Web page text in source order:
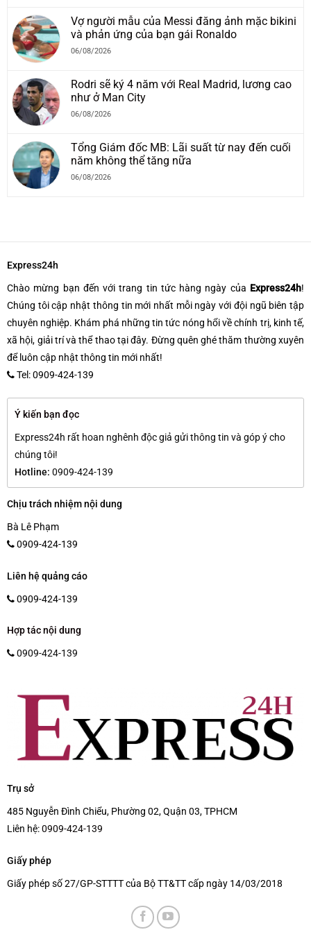
Vợ người mẫu của Messi đăng ảnh mặc bikini
và phản ứng của bạn gái Ronaldo
06/08/2026
Rodri sẽ ký 4 năm với Real Madrid, lương cao
như ở Man City
06/08/2026
Tổng Giám đốc MB: Lãi suất từ nay đến cuối
năm không thể tăng nữa
06/08/2026
Express24h
Chào mừng bạn đến với trang tin tức hàng ngày của Express24h!
Chúng tôi cập nhật thông tin mới nhất mỗi ngày với đội ngũ biên tập
chuyên nghiệp. Khám phá những tin tức nóng hổi về chính trị, kinh tế,
xã hội, giải trí và thể thao tại đây. Đừng quên ghé thăm thường xuyên
để luôn cập nhật thông tin mới nhất!
Tel: 0909-424-139
Ý kiến bạn đọc
Express24h rất hoan nghênh độc giả gửi thông tin và góp ý cho
chúng tôi!
Hotline: 0909-424-139
Chịu trách nhiệm nội dung
Bà Lê Phạm
0909-424-139
Liên hệ quảng cáo
0909-424-139
Hợp tác nội dung
0909-424-139
Trụ sở
485 Nguyễn Đình Chiểu, Phường 02, Quận 03, TPHCM
Liên hệ:0909-424-139
Giấy phép
Giấy phép số 27/GP-STTTT của Bộ TT&TT cấp ngày 14/03/2018